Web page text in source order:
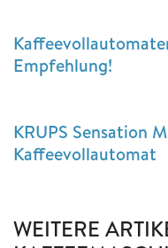
Empfehlung!
KRUPS Sensation
Kaffeevollautomat
WEITERE